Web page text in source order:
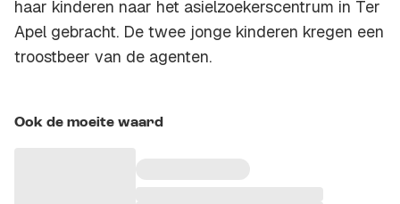
haar kinderen naar het asielzoekerscentrum in Ter
Apel gebracht. De twee jonge kinderen kregen een
troostbeer van de agenten.
Ook de moeite waard